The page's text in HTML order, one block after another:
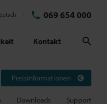
069 654 000
Kontakt
Preisinformationen
Downloads Support